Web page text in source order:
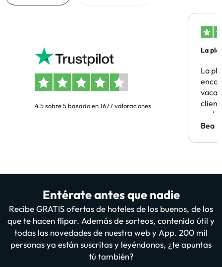
4.5 sobre 5 basado en 1677 valoraciones
La
La
Bea
Entérate antes que nadie
Recibe GRATIS ofertas de hoteles de los buenos, de los
que te hacen flipar. Además de sorteos, contenido útil y
todas las novedades de nuestra web y App. 200 mil
personas ya están suscritas y leyéndonos, ¿te apuntas
tú también?